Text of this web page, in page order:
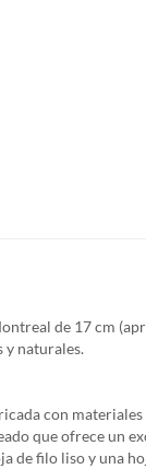
de 17 cm
y naturales.
con
que ofrece un
de filo liso y una